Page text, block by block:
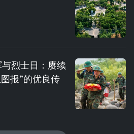
烈士日：赓续
报”的优良传